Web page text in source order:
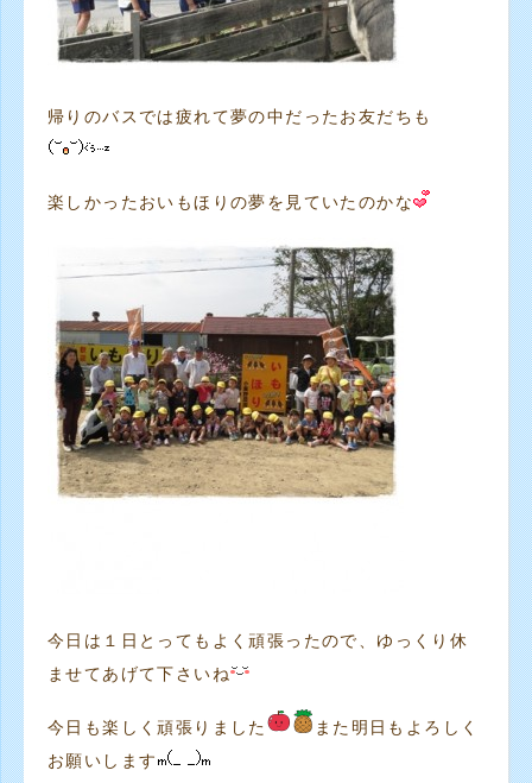
帰りのバスでは疲れて夢の中だったお友だちも
楽しかったおいもほりの夢を見ていたのかな
今日は１日とってもよく頑張ったので、ゆっくり休
ませてあげて下さいね
今日も楽しく頑張りました
また明日もよろしく
お願いします